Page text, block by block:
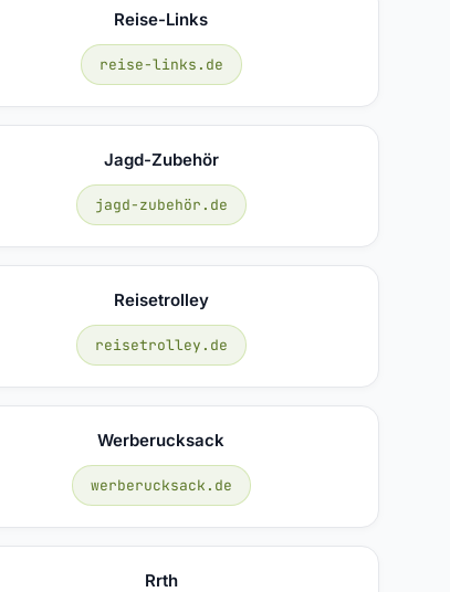
Reise-Links
reise-links.de
Jagd-Zubehör
jagd-zubehör.de
Reisetrolley
reisetrolley.de
Werberucksack
werberucksack.de
Rrth